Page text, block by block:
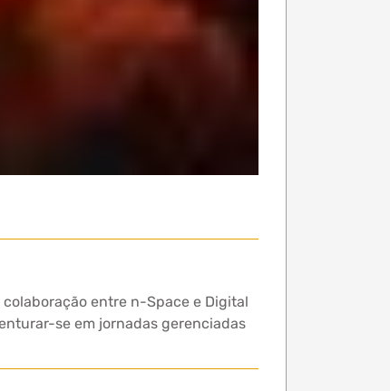
entre n-Space e Digital
se em jornadas gerenciadas